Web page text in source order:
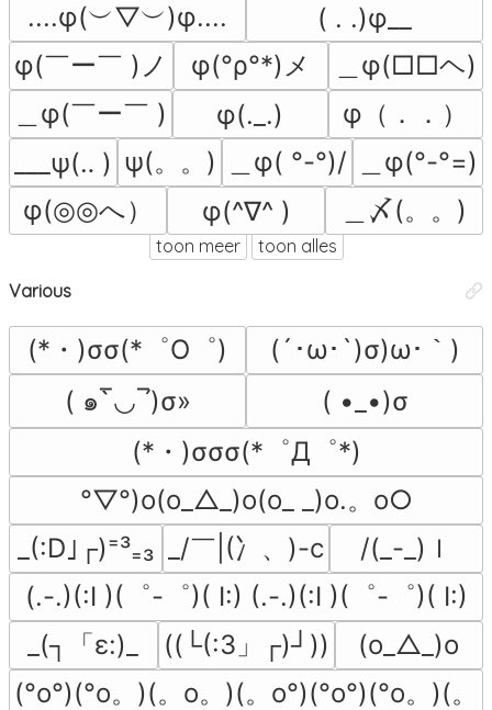
....φ(︶▽︶)φ....
( . .)φ__
φ(￣ー￣ )ノ
φ(°ρ°*)メ
＿φ(□□ヘ)
＿φ(￣ー￣ )
φ(._.)
φ（．．）
___ψ(‥ ) ψ(。。) ＿φ( °-°)/
＿φ(°-°=)
φ(◎◎へ）
φ(^∇^ ) ＿〆(。。)
toon meer toon alles
Various
(*・)σσ(*゜O゜)
(´･ω･`)σ)ω･｀)
( ๑‾̀◡‾́)σ»
( •_•)σ
(*・)σσσ(*゜Д゜*)
°▽°)o(o_△_)o(o_ _)o.。o○
_(:D｣┌)⁼³₌₃
_/￣|(冫、)-c
/(_-_)ｌ
(.-.)(:I )(゜-゜)( I:) (.-.)(:I )(゜-゜)( I:)
_(┐「ε:)_
((└(:3」┌)┘))
(o_△_)o
(°o°)(°o。)(。o。)(。o°)(°o°)(°o。)(。